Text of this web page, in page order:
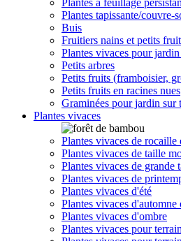
Plantes à feuillage
Plantes tapissante/couvre-
Buis
Fruitiers nains et petits
Plantes vivaces pour jardin
Petits arbres
Petits fruits (framboisier,
Petits fruits en racines nues
Graminées pour jardin sur
Plantes vivaces
Plantes vivaces de rocaille
Plantes vivaces de taille
Plantes vivaces de grande
Plantes vivaces de
Plantes vivaces d'été
Plantes vivaces d'automne
Plantes vivaces d'ombre
Plantes vivaces pour